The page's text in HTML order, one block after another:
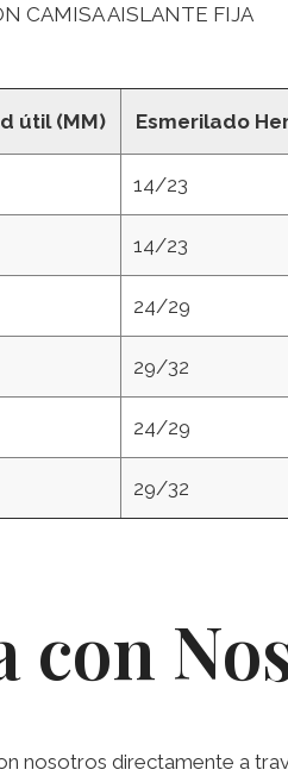
CAMISA AISLANTE FIJA
útil (MM) Esmerilado
14/23
14/23
24/29
29/32
24/29
29/32
con
nosotros directamente a